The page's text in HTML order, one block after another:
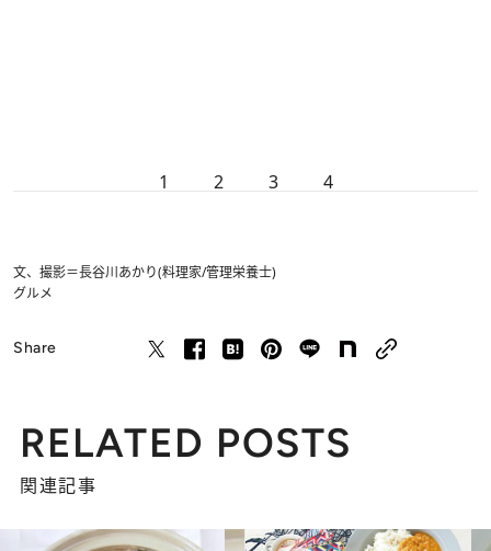
1 2 3 4
文、撮影＝長谷川あかり(料理家/管理栄養士)
グルメ
Share
RELATED POSTS
関連記事